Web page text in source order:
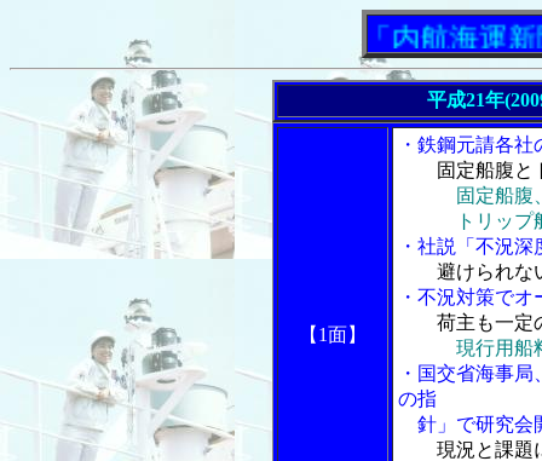
「内航海運新聞」ニ
平成21年
【1面】
・鉄鋼元請各
固定船腹と
固定船腹
トリップ船
・社説「不況
避けられな
・不況対策でオ
荷主も一定
現行用船
・国交省海事
の指
針」で研究会
現況と課題